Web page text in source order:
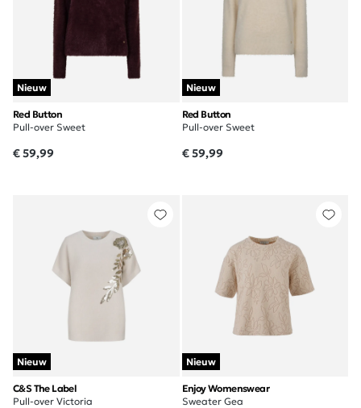
Nieuw
Red Button
Pull-over Sweet
€ 59,99
Nieuw
Red Button
Pull-over Sweet
€ 59,99
Nieuw
C&S The Label
Pull-over Victoria
Nieuw
Enjoy Womenswear
Sweater Gea